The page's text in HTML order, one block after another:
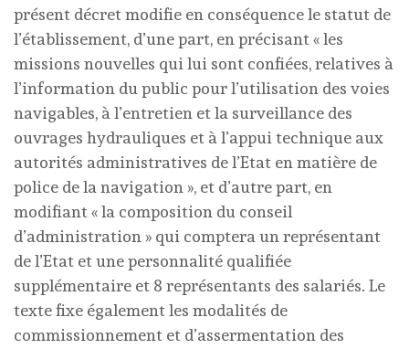
présent décret modifie en conséquence le statut de
l’établissement, d’une part, en précisant « les
missions nouvelles qui lui sont confiées, relatives à
l’information du public pour l’utilisation des voies
navigables, à l’entretien et la surveillance des
ouvrages hydrauliques et à l’appui technique aux
autorités administratives de l’Etat en matière de
police de la navigation », et d’autre part, en
modifiant « la composition du conseil
d’administration » qui comptera un représentant
de l’Etat et une personnalité qualifiée
supplémentaire et 8 représentants des salariés. Le
texte fixe également les modalités de
commissionnement et d’assermentation des